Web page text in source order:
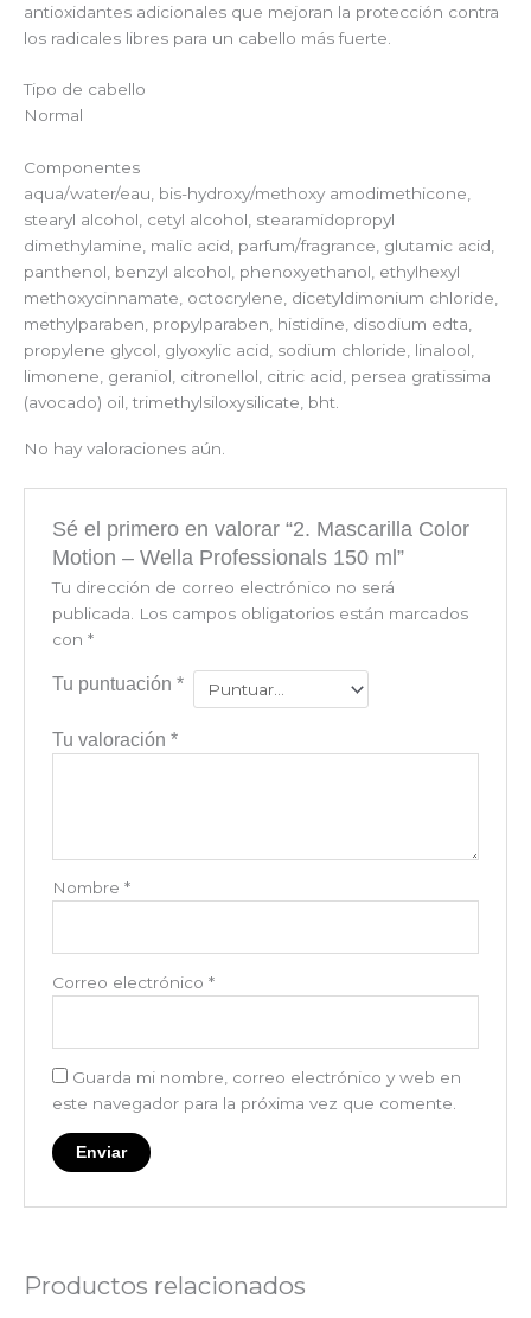
antioxidantes adicionales que mejoran la protección contra
los radicales libres para un cabello más fuerte.
Tipo de cabello
Normal
Componentes
aqua/water/eau, bis-hydroxy/methoxy amodimethicone,
stearyl alcohol, cetyl alcohol, stearamidopropyl
dimethylamine, malic acid, parfum/fragrance, glutamic acid,
panthenol, benzyl alcohol, phenoxyethanol, ethylhexyl
methoxycinnamate, octocrylene, dicetyldimonium chloride,
methylparaben, propylparaben, histidine, disodium edta,
propylene glycol, glyoxylic acid, sodium chloride, linalool,
limonene, geraniol, citronellol, citric acid, persea gratissima
(avocado) oil, trimethylsiloxysilicate, bht.
No hay valoraciones aún.
Sé el primero en valorar “2. Mascarilla Color
Motion – Wella Professionals 150 ml”
Tu dirección de correo electrónico no será
publicada. Los campos obligatorios están marcados
con *
Tu puntuación *
Tu valoración *
Nombre *
Correo electrónico *
Guarda mi nombre, correo electrónico y web en
este navegador para la próxima vez que comente.
Productos relacionados